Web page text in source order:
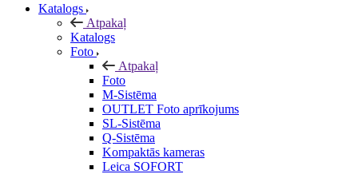
Katalogs
Atpakaļ
Katalogs
Foto
Atpakaļ
Foto
M-Sistēma
OUTLET Foto aprīkojums
SL-Sistēma
Q-Sistēma
Kompaktās kameras
Leica SOFORT